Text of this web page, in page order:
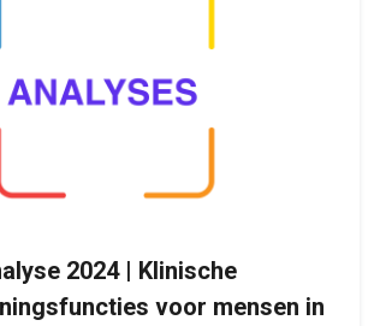
2024 | Klinische
voor mensen in